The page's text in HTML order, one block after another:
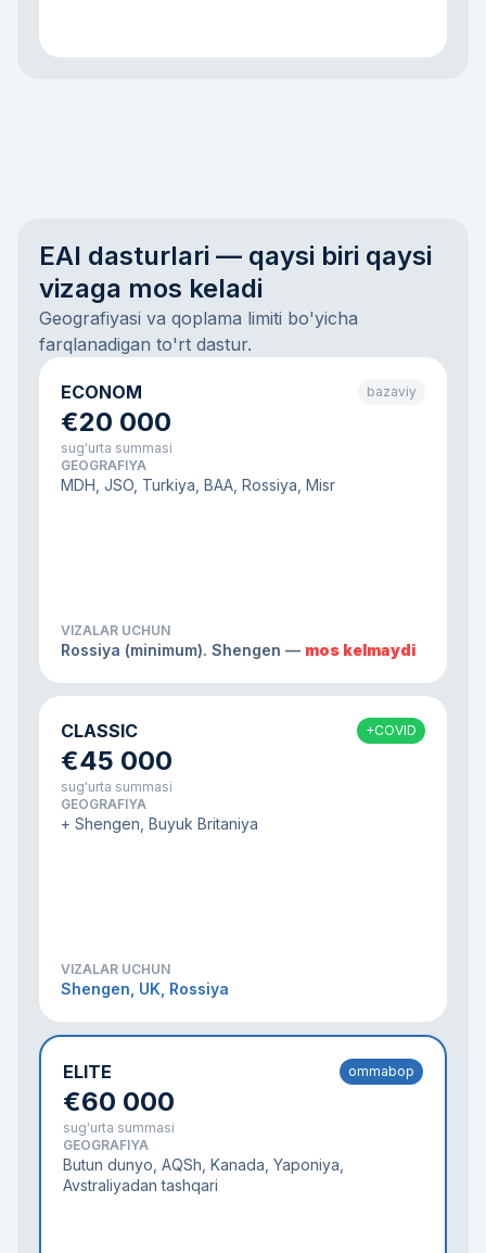
EAI dasturlari — qaysi biri qaysi
vizaga mos keladi
Geografiyasi va qoplama limiti bo'yicha
farqlanadigan to'rt dastur.
ECONOM bazaviy
€20 000
sug'urta summasi
GEOGRAFIYA
MDH, JSO, Turkiya, BAA, Rossiya, Misr
VIZALAR UCHUN
Rossiya (minimum). Shengen — mos kelmaydi
CLASSIC +COVID
€45 000
sug'urta summasi
GEOGRAFIYA
+ Shengen, Buyuk Britaniya
VIZALAR UCHUN
Shengen, UK, Rossiya
ELITE ommabop
€60 000
sug'urta summasi
GEOGRAFIYA
Butun dunyo, AQSh, Kanada, Yaponiya,
Avstraliyadan tashqari